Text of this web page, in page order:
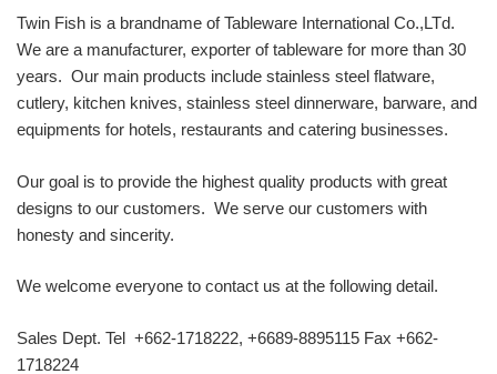
Twin Fish is a brandname of Tableware International Co.,LTd.
We are a manufacturer, exporter of tableware for more than 30
years. Our main products include stainless steel flatware,
cutlery, kitchen knives, stainless steel dinnerware, barware, and
equipments for hotels, restaurants and catering businesses.
Our goal is to provide the highest quality products with great
designs to our customers. We serve our customers with
honesty and sincerity.
We welcome everyone to contact us at the following detail.
Sales Dept. Tel +662-1718222, +6689-8895115 Fax +662-
1718224